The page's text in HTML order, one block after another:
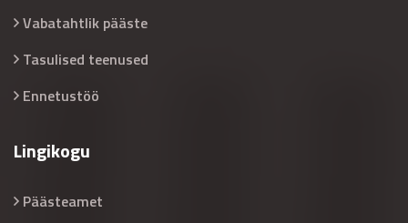
Vabatahtlik pääste
Tasulised teenused
Ennetustöö
Lingikogu
Päästeamet